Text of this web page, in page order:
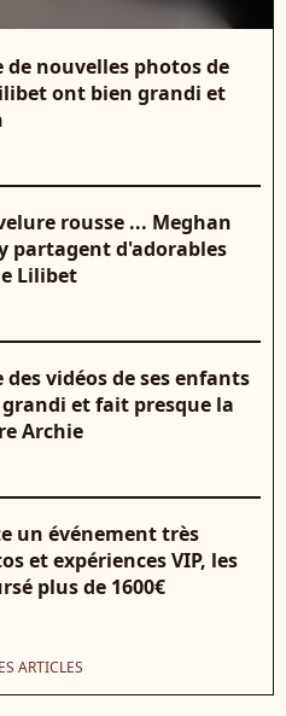
nouvelles photos de
ont bien grandi et
rousse ... Meghan
partagent d'adorables
Lilibet
vidéos de ses enfants
et fait presque la
Archie
un événement très
et expériences VIP, les
plus de 1600€
ARTICLES